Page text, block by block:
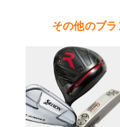
茨城県 県北地区（
市・大子町・日立
茨城県 鹿行地区（鉾
岡市・潮来市・神栖市
茨城県 県南地区（
その他のブ